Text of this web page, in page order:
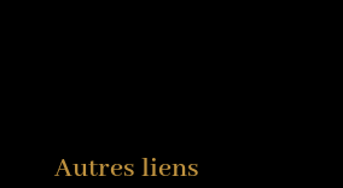
Autres liens